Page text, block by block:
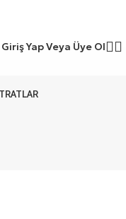
Giriş Yap Veya Üye Ol